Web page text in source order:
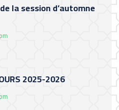
la session d’automne
2025-2026